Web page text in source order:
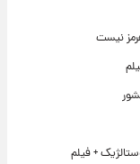
نیست
+ فیلم